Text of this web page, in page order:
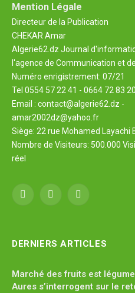
Mention Légale
Directeur de la Publication
CHEKAR Amar
Algerie62.dz Journal
l'agence de Communication et
Numéro enrigistrement: 07/21
Tel 0554 57 22 41 - 0664 72 83 20
Email : contact@algerie62.dz -
amar2002dz@yahoo.fr
Siège: 22 rue Mohamed Layachi
Nombre de Visiteurs: 500.000
réel
Facebook
X
YouTube
DERNIERS ARTICLES
Marché des fruits est
Aures s’interrogent sur le